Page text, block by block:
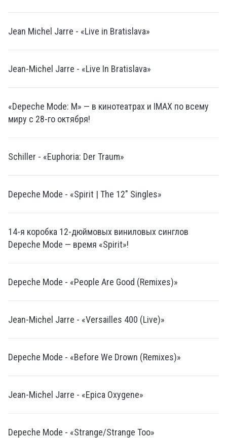
Jean Michel Jarre - «Live in Bratislava»
Jean-Michel Jarre - «Live In Bratislava»
«Depeche Mode: M» — в кинотеатрах и IMAX по всему
миру с 28-го октября!
Schiller - «Euphoria: Der Traum»
Depeche Mode - «Spirit | The 12" Singles»
14-я коробка 12-дюймовых виниловых синглов
Depeche Mode — время «Spirit»!
Depeche Mode - «People Are Good (Remixes)»
Jean-Michel Jarre - «Versailles 400 (Live)»
Depeche Mode - «Before We Drown (Remixes)»
Jean-Michel Jarre - «Epica Oxygene»
Depeche Mode - «Strange/Strange Too»